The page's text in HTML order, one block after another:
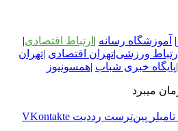
| آموزشگاه رسانه | ارتباط اقتصادی|
ارتباط ورزشی|تهران اقتصادی |تهران
|پایگاه خبری شباب |همسونیوز
‫تامبلر ‫پین‌ترست ‫رددیت ‫VKontakte